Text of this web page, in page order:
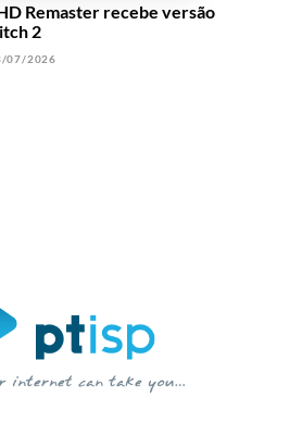
Remaster recebe versão
2
07/2026